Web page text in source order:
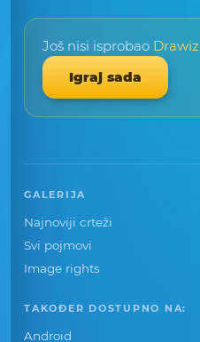
Još nisi isprobao
Igraj sada
GALERIJA
Najnoviji crteži
Svi pojmovi
Image rights
TAKOĐER DOSTUPNO NA:
Android